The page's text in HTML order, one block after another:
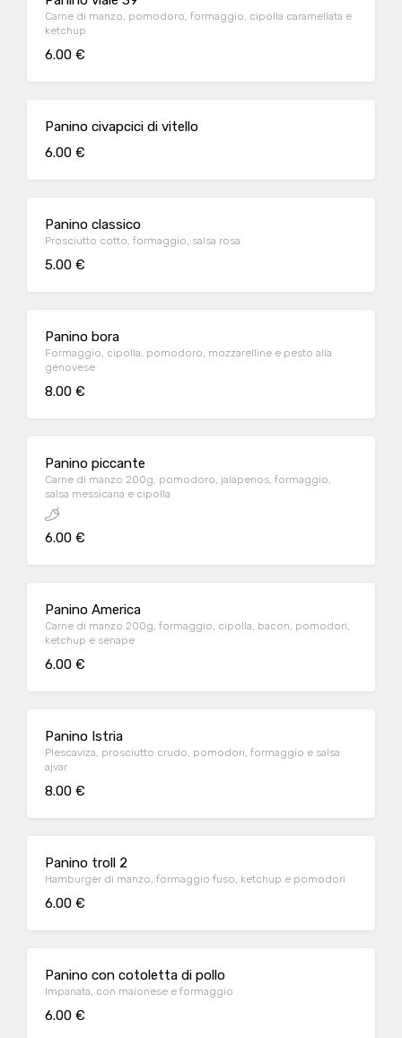
Carne di manzo, pomodoro, formaggio, cipolla caramellata e
ketchup
6.00 €
Panino civapcici di vitello
6.00 €
Panino classico
Prosciutto cotto, formaggio, salsa rosa
5.00 €
Panino bora
Formaggio, cipolla, pomodoro, mozzarelline e pesto alla
genovese
8.00 €
Panino piccante
Carne di manzo 200g, pomodoro, jalapenos, formaggio,
salsa messicana e cipolla
6.00 €
Panino America
Carne di manzo 200g, formaggio, cipolla, bacon, pomodori,
ketchup e senape
6.00 €
Panino Istria
Plescaviza, prosciutto crudo, pomodori, formaggio e salsa
ajvar
8.00 €
Panino troll 2
Hamburger di manzo, formaggio fuso, ketchup e pomodori
6.00 €
Panino con cotoletta di pollo
Impanata, con maionese e formaggio
6.00 €